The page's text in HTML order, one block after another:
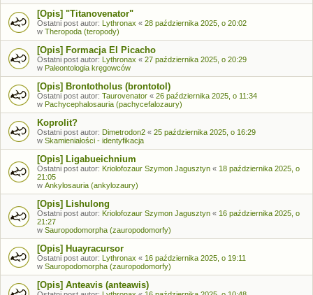
[Opis] "Titanovenator"
Ostatni post autor: Lythronax « 28 października 2025, o 20:02
w Theropoda (teropody)
[Opis] Formacja El Picacho
Ostatni post autor: Lythronax « 27 października 2025, o 20:29
w Paleontologia kręgowców
[Opis] Brontotholus (brontotol)
Ostatni post autor: Taurovenator « 26 października 2025, o 11:34
w Pachycephalosauria (pachycefalozaury)
Koprolit?
Ostatni post autor: Dimetrodon2 « 25 października 2025, o 16:29
w Skamieniałości - identyfikacja
[Opis] Ligabueichnium
Ostatni post autor: Kriolofozaur Szymon Jagusztyn « 18 października 2025, o
21:05
w Ankylosauria (ankylozaury)
[Opis] Lishulong
Ostatni post autor: Kriolofozaur Szymon Jagusztyn « 16 października 2025, o
21:27
w Sauropodomorpha (zauropodomorfy)
[Opis] Huayracursor
Ostatni post autor: Lythronax « 16 października 2025, o 19:11
w Sauropodomorpha (zauropodomorfy)
[Opis] Anteavis (anteawis)